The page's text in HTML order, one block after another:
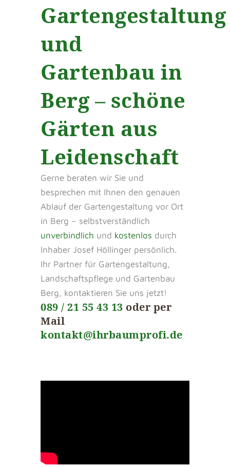
Gartengestaltung
und
Gartenbau in
Berg – schöne
Gärten aus
Leidenschaft
Gerne beraten wir Sie und
besprechen mit Ihnen den genauen
Ablauf der Gartengestaltung vor Ort
in Berg – selbstverständlich
unverbindlich und kostenlos durch
Inhaber Josef Höllinger persönlich.
Ihr Partner für Gartengestaltung,
Landschaftspflege und Gartenbau
Berg, kontaktieren Sie uns jetzt!
089 / 21 55 43 13 oder per
Mail
kontakt@ihrbaumprofi.de